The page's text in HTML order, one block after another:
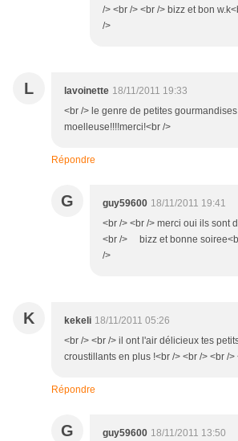
/> <br /> <br /> bizz et bon
/>
L lavoinette 18/11/2011 19:33
<br /> le genre de petites
moelleuse!!!!merci!<br />
Répondre
G guy59600 18/11/2011 19:41
<br /> <br /> merci oui ils sont
<br /> bizz et bonne
/>
K kekeli 18/11/2011 05:26
<br /> <br /> il ont l'air délicieux tes
croustillants en plus !<br /> <br /> <br />
Répondre
G guy59600 18/11/2011 13:50